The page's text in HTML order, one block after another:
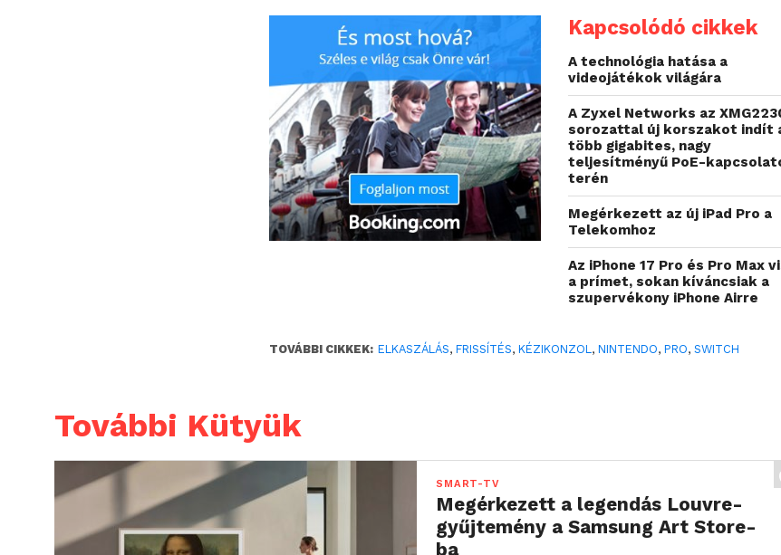
Kapcsolódó cikkek
A technológia hatása a
videojátékok világára
A Zyxel Networks az
sorozattal új korszakot indít
több gigabites, nagy
teljesítményű PoE-
terén
Megérkezett az új iPad Pro a
Telekomhoz
Az iPhone 17 Pro és Pro Max
a prímet, sokan kíváncsiak a
szupervékony iPhone Airre
TOVÁBBI CIKKEK: ELKASZÁLÁS,FRISSÍTÉS,KÉZIKONZOL,NINTENDO,PRO,SWITCH
További Kütyük
SMART-TV
Megérkezett a legendás Louvre-
gyűjtemény a Samsung Art Store-
ba